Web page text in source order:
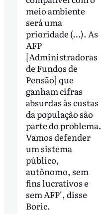
meio ambiente
será uma
prioridade (…). As
AFP
[Administradoras
de Fundos de
Pensão] que
ganham cifras
absurdas às custas
da população são
parte do problema.
Vamos defender
um sistema
público,
autônomo, sem
fins lucrativos e
sem AFP", disse
Boric.